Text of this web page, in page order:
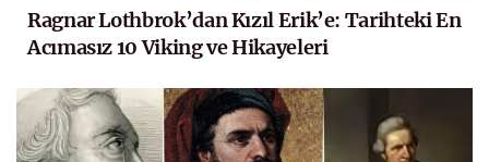
Ragnar Lothbrok’dan Kızıl Erik’e: Tarihteki En
Acımasız 10 Viking ve Hikayeleri